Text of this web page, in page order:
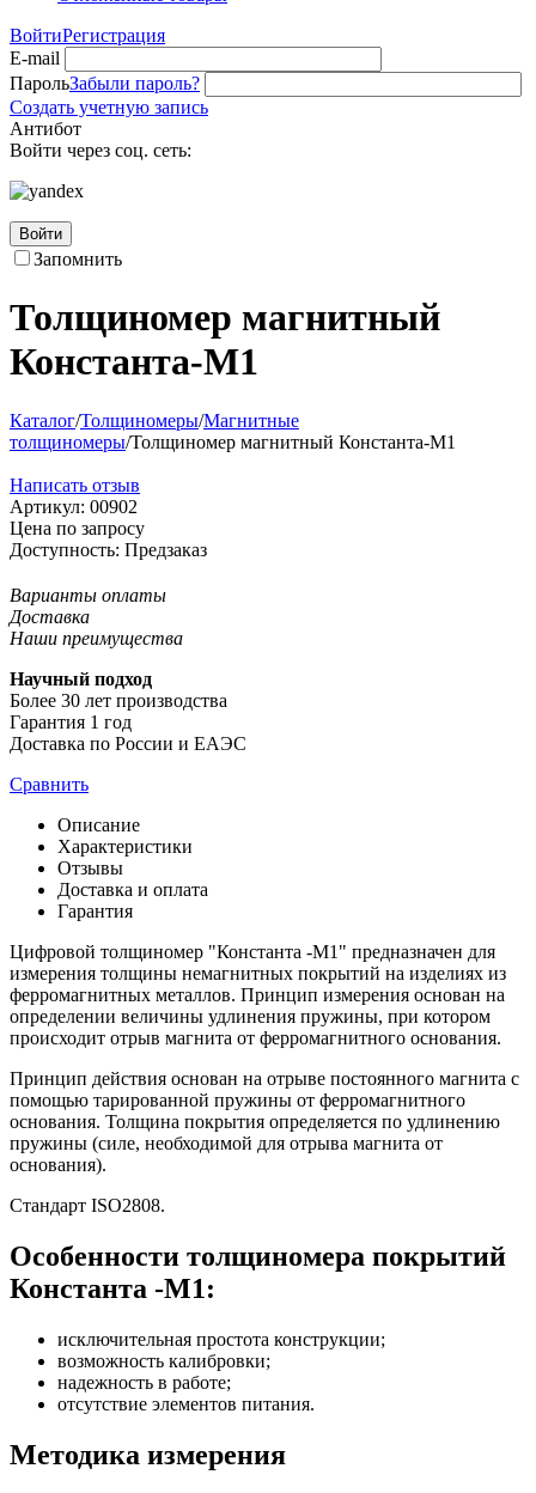
ВойтиРегистрация
E-mail
ПарольЗабыли пароль?
Создать учетную запись
Антибот
Войти через соц. сеть:
Войти
Запомнить
Толщиномер магнитный
Константа-М1
Каталог/Толщиномеры/Магнитные
толщиномеры/Толщиномер магнитный Константа-М1
Написать отзыв
Артикул: 00902
Цена по запросу
Доступность: Предзаказ
Варианты оплаты
Доставка
Наши преимущества
Научный подход
Более 30 лет производства
Гарантия 1 год
Доставка по России и ЕАЭС
Сравнить
Описание
Характеристики
Отзывы
Доставка и оплата
Гарантия
Цифровой толщиномер "Константа -М1" предназначен для
измерения толщины немагнитных покрытий на изделиях из
ферромагнитных металлов. Принцип измерения основан на
определении величины удлинения пружины, при котором
происходит отрыв магнита от ферромагнитного основания.
Принцип действия основан на отрыве постоянного магнита с
помощью тарированной пружины от ферромагнитного
основания. Толщина покрытия определяется по удлинению
пружины (силе, необходимой для отрыва магнита от
основания).
Стандарт ISO2808.
Особенности толщиномера покрытий
Константа -М1:
исключительная простота конструкции;
возможность калибровки;
надежность в работе;
отсутствие элементов питания.
Методика измерения